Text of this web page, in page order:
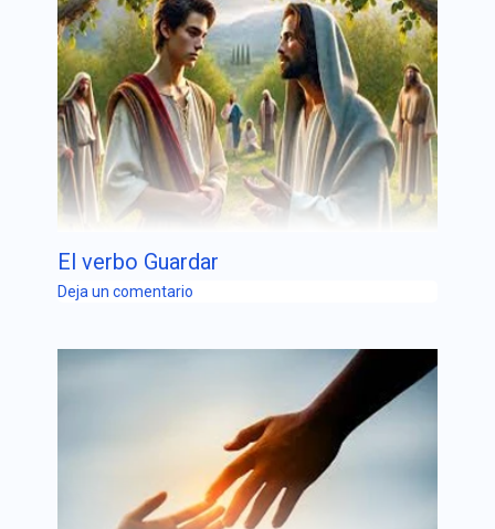
El verbo Guardar
Deja un comentario